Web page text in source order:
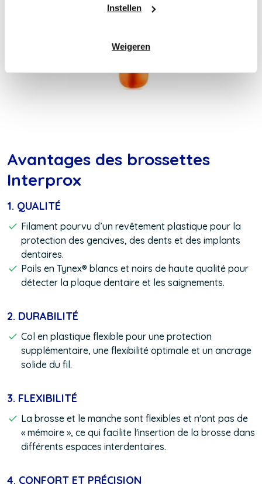
Instellen
Weigeren
Avantages des brossettes
Interprox
1. QUALITÉ
Filament pourvu d’un revêtement plastique pour la
protection des gencives, des dents et des implants
dentaires.
Poils en Tynex® blancs et noirs de haute qualité pour
détecter la plaque dentaire et les saignements.
2. DURABILITÉ
Col en plastique flexible pour une protection
supplémentaire, une flexibilité optimale et un ancrage
solide du fil.
3. FLEXIBILITÉ
La brosse et le manche sont flexibles et n'ont pas de
« mémoire », ce qui facilite l'insertion de la brosse dans
différents espaces interdentaires.
4. CONFORT ET PRÉCISION